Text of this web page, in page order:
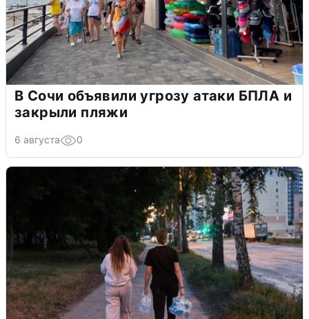
В Сочи объявили угрозу атаки БПЛА и
закрыли пляжи
6 августа 0